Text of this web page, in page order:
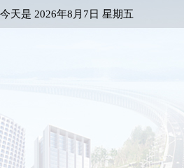
今天是 2026年8月7日 星期五